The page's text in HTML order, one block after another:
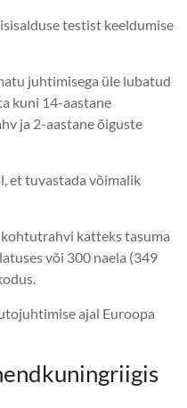
testist keeldumise
juhtimisega üle lubatud
kuni 14-aastane
ja 2-aastane õiguste
et tuvastada võimalik
katteks tasuma
või 300 naela (349
ajal Euroopa